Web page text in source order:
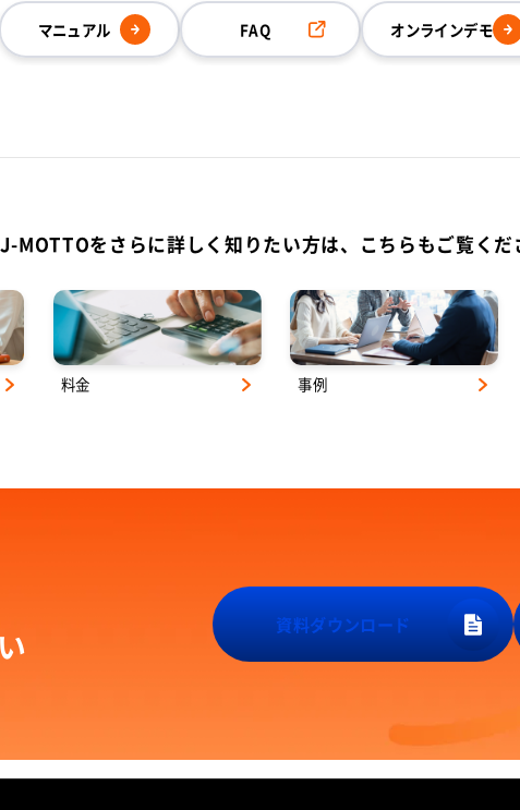
マニュアル FAQ オンラインデモ
J-MOTTOをさらに詳しく知りたい方は、こちらもご覧くだ
料金 事例
資料ダウンロード